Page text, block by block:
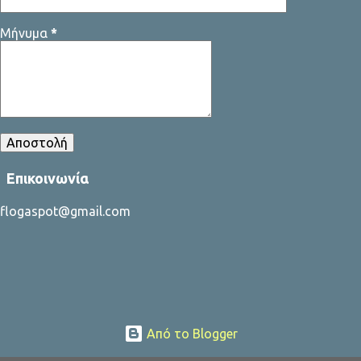
Μήνυμα *
Επικοινωνία
flogaspot@gmail.com
Από το Blogger